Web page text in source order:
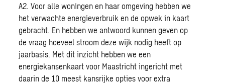
A2. Voor alle woningen en haar omgeving hebben we
het verwachte energieverbruik en de opwek in kaart
gebracht. En hebben we antwoord kunnen geven op
de vraag hoeveel stroom deze wijk nodig heeft op
jaarbasis. Met dit inzicht hebben we een
energiekansenkaart voor Maastricht ingericht met
daarin de 10 meest kansrijke opties voor extra